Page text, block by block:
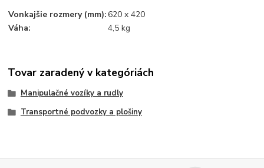
Vonkajšie rozmery (mm):620 x 420
Váha:
4,5 kg
Tovar zaradený v kategóriách
Manipulačné vozíky a rudly
Transportné podvozky a plošiny